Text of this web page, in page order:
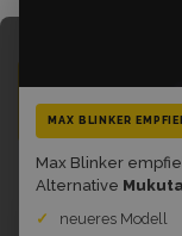
20,8 Ah)
MAX BLINKER
Max Blinker
Alternative
neueres Modell